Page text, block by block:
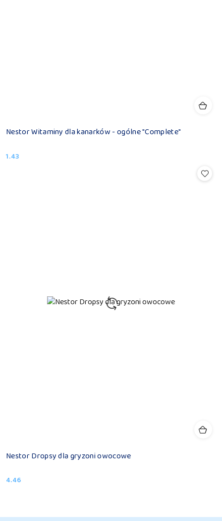
Nestor Witaminy dla kanarków - ogólne "Complete"
Cena:
1.43
Nestor Dropsy dla gryzoni owocowe
Cena:
4.46